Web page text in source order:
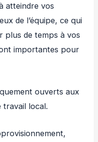
atteindre vos
de l’équipe, ce qui
plus de temps à vos
importantes pour
ouverts aux
travail local.